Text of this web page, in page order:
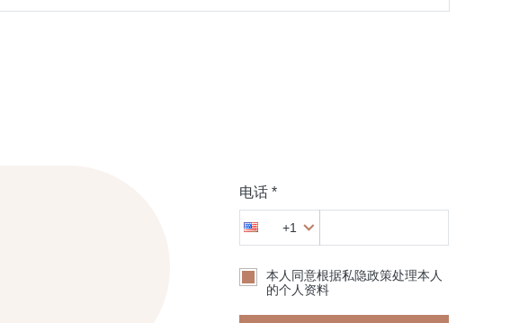
电话 *
+1
本人同意根据私隐政策处理本人
的个人资料